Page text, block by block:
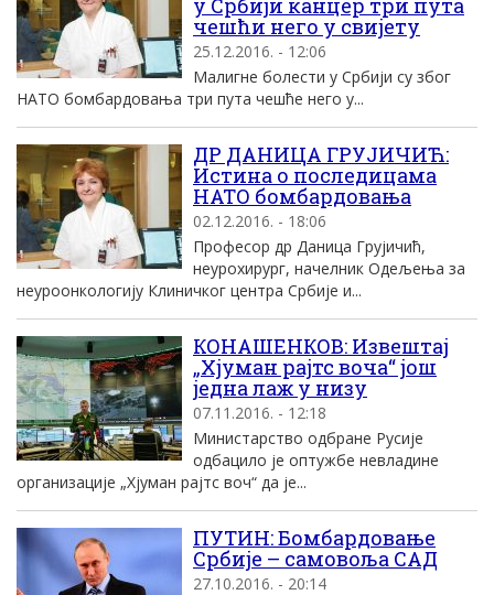
у Србији канцер три пута
чешћи него у свијету
25.12.2016. - 12:06
Малигне болести у Србији су због
НАТО бомбардовања три пута чешће него у...
ДР ДАНИЦА ГРУЈИЧИЋ:
Истина о последицама
НАТО бомбардовања
02.12.2016. - 18:06
Професор др Даница Грујичић,
неурохирург, начелник Одељења за
неуроонкологију Клиничког центра Србије и...
КОНАШЕНКОВ: Извештај
„Хјуман рајтс воча“ још
једна лаж у низу
07.11.2016. - 12:18
Министарство одбране Русије
одбацило је оптужбе невладине
организације „Хјуман рајтс воч“ да је...
ПУТИН: Бомбардовање
Србиjе – самовоља СAД
27.10.2016. - 20:14